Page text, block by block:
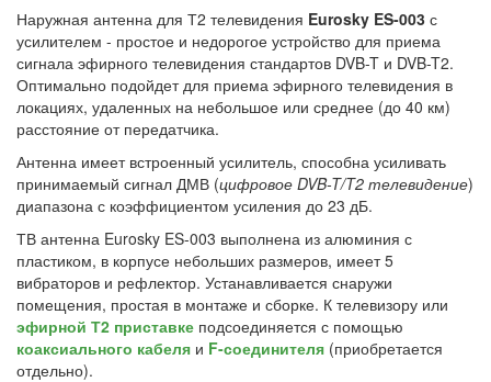
Наружная антенна для Т2 телевидения Eurosky ES-003 с
усилителем - простое и недорогое устройство для приема
сигнала эфирного телевидения стандартов DVB-T и DVB-T2.
Оптимально подойдет для приема эфирного телевидения в
локациях, удаленных на небольшое или среднее (до 40 км)
расстояние от передатчика.
Антенна имеет встроенный усилитель, способна усиливать
принимаемый сигнал ДМВ (цифровое DVB-T/T2 телевидение)
диапазона с коэффициентом усиления до 23 дБ.
ТВ антенна Eurosky ES-003 выполнена из алюминия с
пластиком, в корпусе небольших размеров, имеет 5
вибраторов и рефлектор. Устанавливается снаружи
помещения, простая в монтаже и сборке. К телевизору или
эфирной Т2 приставке подсоединяется с помощью
коаксиального кабеля и F-соединителя (приобретается
отдельно).